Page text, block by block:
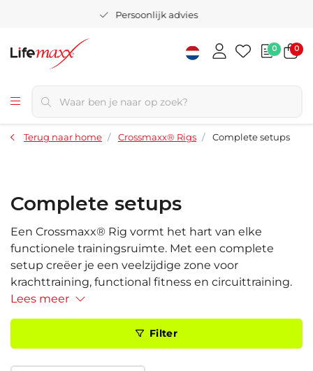
Persoonlijk advies
0 0
Terug naar home Crossmaxx® Rigs Complete setups
Complete setups
Een Crossmaxx® Rig vormt het hart van elke
functionele trainingsruimte. Met een complete
setup creëer je een veelzijdige zone voor
krachttraining, functional fitness en circuittraining.
Lees meer
Filter